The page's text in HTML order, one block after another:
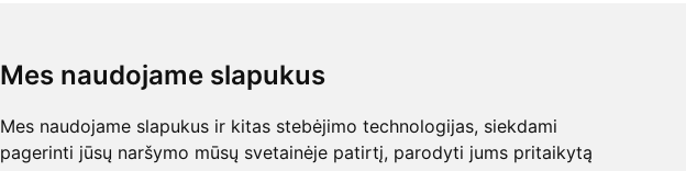
Mes naudojame slapukus
Mes naudojame slapukus ir kitas stebėjimo technologijas, siekdami
pagerinti jūsų naršymo mūsų svetainėje patirtį, parodyti jums pritaikytą